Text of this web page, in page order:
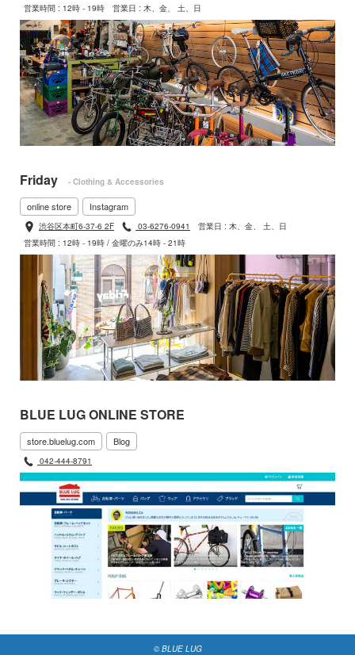
営業時間 : 12時 - 19時
営業日 : 木、金、 土、日
Friday - Clothing & Accessories
online store Instagram
渋谷区本町6-37-6 2F 03-6276-0941
営業日 : 木、金、 土、日
営業時間 : 12時 - 19時 / 金曜のみ14時 - 21時
BLUE LUG ONLINE STORE
store.bluelug.com Blog
042-444-8791
© BLUE LUG